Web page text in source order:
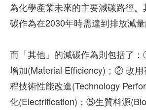
為化學產業未來的主要減碳路徑
碳作為在2030年時需達到排放減量
而「其他」的減碳作為則包括了
增加(Material Efficiency)；② 改
程技術性能改進(Technology
化(Electrification)；⑤生質料源